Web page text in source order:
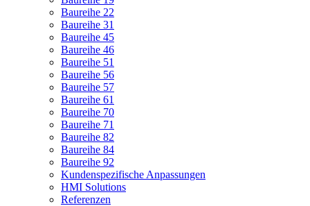
Baureihe 22
Baureihe 31
Baureihe 45
Baureihe 46
Baureihe 51
Baureihe 56
Baureihe 57
Baureihe 61
Baureihe 70
Baureihe 71
Baureihe 82
Baureihe 84
Baureihe 92
Kundenspezifische Anpassungen
HMI Solutions
Referenzen